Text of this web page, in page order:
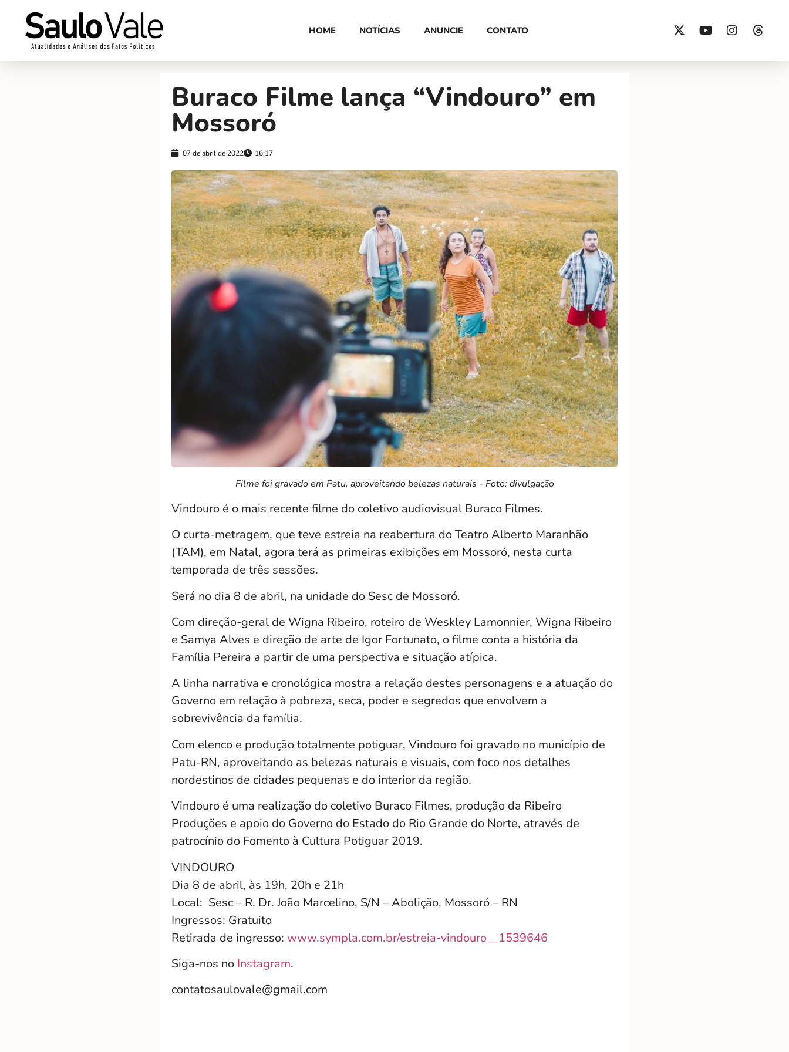
HOME NOTÍCIAS ANUNCIE CONTATO
Buraco Filme lança “Vindouro” em
Mossoró
07 de abril de 2022 16:17
Filme foi gravado em Patu, aproveitando belezas naturais - Foto: divulgação
Vindouro é o mais recente filme do coletivo audiovisual Buraco Filmes.
O curta-metragem, que teve estreia na reabertura do Teatro Alberto Maranhão
(TAM), em Natal, agora terá as primeiras exibições em Mossoró, nesta curta
temporada de três sessões.
Será no dia 8 de abril, na unidade do Sesc de Mossoró.
Com direção-geral de Wigna Ribeiro, roteiro de Weskley Lamonnier, Wigna Ribeiro
e Samya Alves e direção de arte de Igor Fortunato, o filme conta a história da
Família Pereira a partir de uma perspectiva e situação atípica.
A linha narrativa e cronológica mostra a relação destes personagens e a atuação do
Governo em relação à pobreza, seca, poder e segredos que envolvem a
sobrevivência da família.
Com elenco e produção totalmente potiguar, Vindouro foi gravado no município de
Patu-RN, aproveitando as belezas naturais e visuais, com foco nos detalhes
nordestinos de cidades pequenas e do interior da região.
Vindouro é uma realização do coletivo Buraco Filmes, produção da Ribeiro
Produções e apoio do Governo do Estado do Rio Grande do Norte, através de
patrocínio do Fomento à Cultura Potiguar 2019.
VINDOURO
Dia 8 de abril, às 19h, 20h e 21h
Local: Sesc – R. Dr. João Marcelino, S/N – Abolição, Mossoró – RN
Ingressos: Gratuito
Retirada de ingresso: www.sympla.com.br/estreia-vindouro__1539646
Siga-nos no Instagram.
contatosaulovale@gmail.com